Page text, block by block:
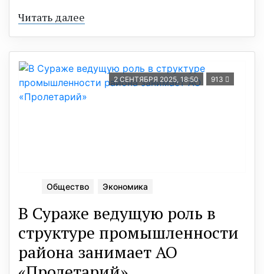
Читать далее
2 СЕНТЯБРЯ 2025, 18:50 913
Общество Экономика
В Сураже ведущую роль в
структуре промышленности
района занимает АО